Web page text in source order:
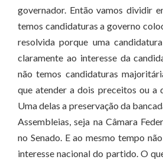
governador. Então vamos dividir
temos candidaturas a governo
resolvida porque uma
claramente ao interesse da
não temos candidaturas
que atender a dois preceitos ou a
Uma delas a preservação da
Assembleias, seja na Câmara
no Senado. E ao mesmo tempo
interesse nacional do partido. O